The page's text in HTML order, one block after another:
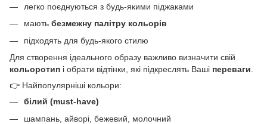
легко поєднуються з будь-якими піджаками
мають безмежну палітру кольорів
підходять для будь-якого стилю
Для створення ідеального образу важливо визначити свій
кольоротип і обрати відтінки, які підкреслять Ваші переваги
👉 Найпопулярніші кольори:
білий (must-have)
шампань, айворі, бежевий, молочний